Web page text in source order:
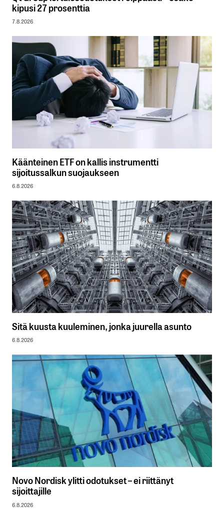
kipusi 27 prosenttia
7.8.2026
Käänteinen ETF on kallis instrumentti
sijoitussalkun suojaukseen
6.8.2026
Sitä kuusta kuuleminen, jonka juurella asunto
6.8.2026
Novo Nordisk ylitti odotukset – ei riittänyt
sijoittajille
6.8.2026